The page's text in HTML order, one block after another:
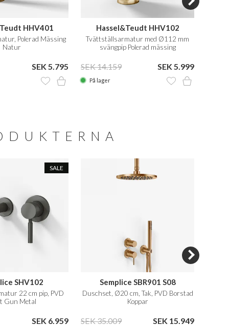
HHV401
Polerad Mässing
Natur
SEK 5.795
Hassel&Teudt HHV102
Tvättställsarmatur med Ø112 mm
svängpip Polerad mässing
SEK 14.159 SEK 5.999
På lager
SALE
SHV102
22 cm pip, PVD
Gun Metal
SEK 6.959
Semplice SBR901 S08
Duschset, Ø20 cm, Tak, PVD Borstad
Koppar
SEK 35.009 SEK 15.949